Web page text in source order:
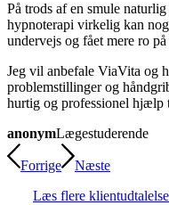
På trods af en smule
hypnoterapi virkelig kan
undervejs og fået mere ro
Jeg vil anbefale ViaVita og
problemstillinger og
hurtig og professionel hjælp
anonymLægestuderende
Forrige
Næste
Læs flere